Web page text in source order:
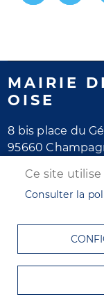
MAIRIE
OISE
8 bis place du
95660
Horaires
Vendredi : de
Samedi : de
PIED
PLAN
MENTIONS
Ce site utilise
Consulter la